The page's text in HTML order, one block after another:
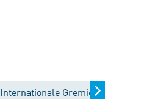
Internationale Gremien